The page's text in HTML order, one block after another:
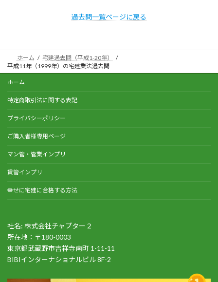
過去問一覧ページに戻る
ホーム
宅建過去問（平成1-20年）
平成11年（1999年）の宅建業法過去問
ホーム
特定商取引法に関する表記
プライバシーポリシー
ご購入者様専用ページ
マン管・管業インプリ
賃管インプリ
幸せに宅建に合格する方法
社名: 株式会社チャプター２
所在地：〒180-0003
東京都武蔵野市吉祥寺南町 1-11-11
BIBIインターナショナルビル 8F-2